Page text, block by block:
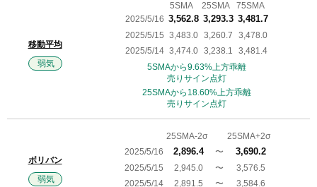
移動平均
弱気
5SMA 25SMA
75SMA
2025/5/16 3,562.8 3,293.3 3,481.7
2025/5/15 3,483.0 3,260.7
3,478.0
2025/5/14 3,474.0 3,238.1
3,481.4
5SMAから9.63%上方乖離
売りサイン点灯
25SMAから18.60%上方乖離
売りサイン点灯
ボリバン
弱気
25SMA-2σ
25SMA+2σ
2025/5/16
2,896.4 〜
3,690.2
2025/5/15
2,945.0 〜
3,576.5
2025/5/14
2,891.5 〜
3,584.6